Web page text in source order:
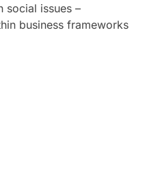
social issues –
business frameworks